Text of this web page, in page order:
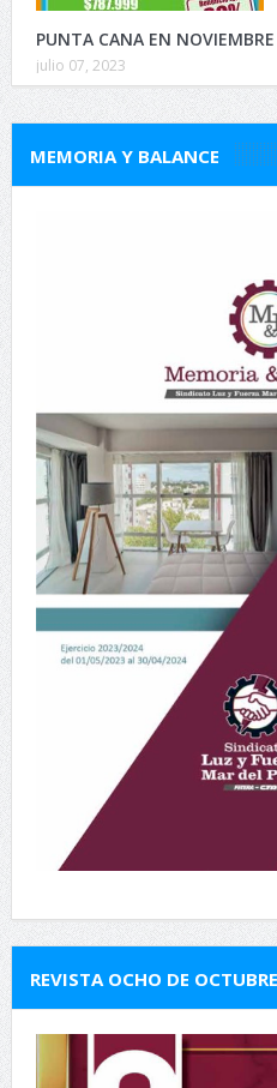
PUNTA CANA EN
julio 07, 2023
MEMORIA Y BALANCE
REVISTA OCHO DE OCTUBRE